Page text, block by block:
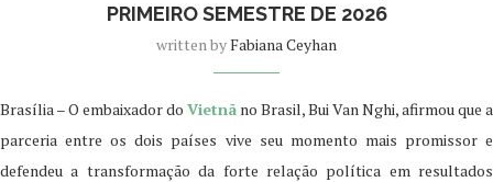
PRIMEIRO SEMESTRE DE 2026
written byFabiana Ceyhan
Brasília – O embaixador do Vietnã no Brasil, Bui Van Nghi, afirmou que a
parceria entre os dois países vive seu momento mais promissor e
defendeu a transformação da forte relação política em resultados